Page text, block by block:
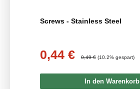
Screws - Stainless Steel
Verkaufspreis:
0,44 € 0,49 € (10.2% gespart)
In den Warenkorb